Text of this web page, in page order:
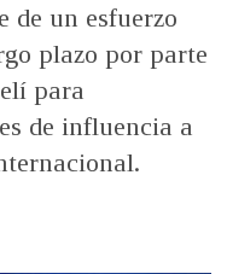
de un esfuerzo
plazo por parte
para
de influencia a